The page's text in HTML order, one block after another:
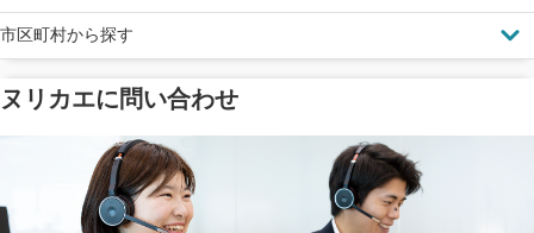
塗料の​品質を​保証
メーカー保証
省エネ効果
断熱・遮熱塗料対応
市区町村から探す
ヌリカエに問い合わせ